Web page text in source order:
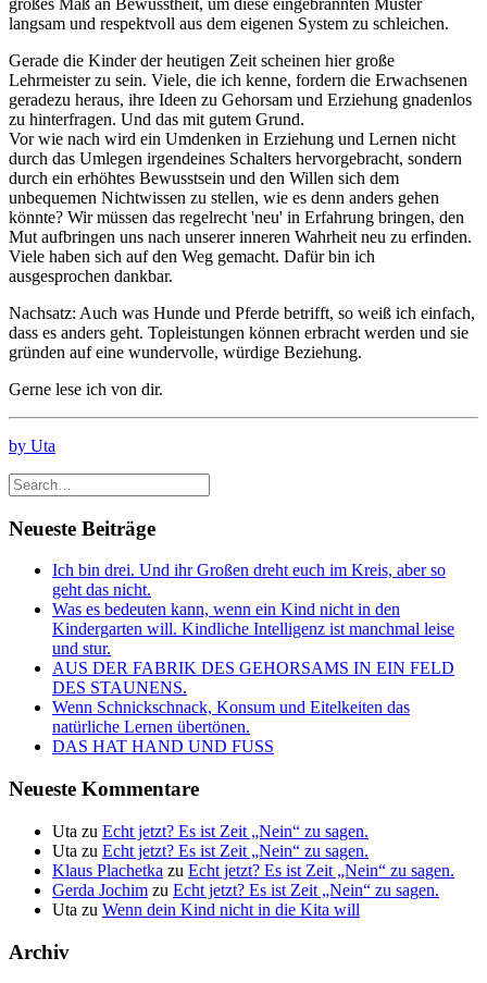
großes Maß an Bewusstheit, um diese eingebrannten Muster
langsam und respektvoll aus dem eigenen System zu schleichen.
Gerade die Kinder der heutigen Zeit scheinen hier große
Lehrmeister zu sein. Viele, die ich kenne, fordern die Erwachsenen
geradezu heraus, ihre Ideen zu Gehorsam und Erziehung gnadenlos
zu hinterfragen. Und das mit gutem Grund.
Vor wie nach wird ein Umdenken in Erziehung und Lernen nicht
durch das Umlegen irgendeines Schalters hervorgebracht, sondern
durch ein erhöhtes Bewusstsein und den Willen sich dem
unbequemen Nichtwissen zu stellen, wie es denn anders gehen
könnte? Wir müssen das regelrecht 'neu' in Erfahrung bringen, den
Mut aufbringen uns nach unserer inneren Wahrheit neu zu erfinden.
Viele haben sich auf den Weg gemacht. Dafür bin ich
ausgesprochen dankbar.
Nachsatz: Auch was Hunde und Pferde betrifft, so weiß ich einfach,
dass es anders geht. Topleistungen können erbracht werden und sie
gründen auf eine wundervolle, würdige Beziehung.
Gerne lese ich von dir.
by Uta
Neueste Beiträge
Ich bin drei. Und ihr Großen dreht euch im Kreis, aber so
geht das nicht.
Was es bedeuten kann, wenn ein Kind nicht in den
Kindergarten will. Kindliche Intelligenz ist manchmal leise
und stur.
AUS DER FABRIK DES GEHORSAMS IN EIN FELD
DES STAUNENS.
Wenn Schnickschnack, Konsum und Eitelkeiten das
natürliche Lernen übertönen.
DAS HAT HAND UND FUSS
Neueste Kommentare
Uta zu Echt jetzt? Es ist Zeit „Nein“ zu sagen.
Uta zu Echt jetzt? Es ist Zeit „Nein“ zu sagen.
Klaus Plachetka zu Echt jetzt? Es ist Zeit „Nein“ zu sagen.
Gerda Jochim zu Echt jetzt? Es ist Zeit „Nein“ zu sagen.
Uta zu Wenn dein Kind nicht in die Kita will
Archiv